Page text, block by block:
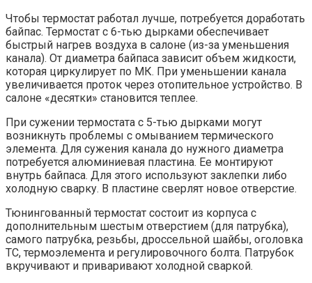
Чтобы термостат работал лучше, потребуется доработать
байпас. Термостат с 6-тью дырками обеспечивает
быстрый нагрев воздуха в салоне (из-за уменьшения
канала). От диаметра байпаса зависит объем жидкости,
которая циркулирует по МК. При уменьшении канала
увеличивается проток через отопительное устройство. В
салоне «десятки» становится теплее.
При сужении термостата с 5-тью дырками могут
возникнуть проблемы с омыванием термического
элемента. Для сужения канала до нужного диаметра
потребуется алюминиевая пластина. Ее монтируют
внутрь байпаса. Для этого используют заклепки либо
холодную сварку. В пластине сверлят новое отверстие.
Тюнингованный термостат состоит из корпуса с
дополнительным шестым отверстием (для патрубка),
самого патрубка, резьбы, дроссельной шайбы, оголовка
ТС, термоэлемента и регулировочного болта. Патрубок
вкручивают и приваривают холодной сваркой.